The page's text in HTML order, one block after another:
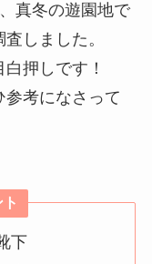
真冬の遊園地で
しました。
押しです！
参考になさって
下